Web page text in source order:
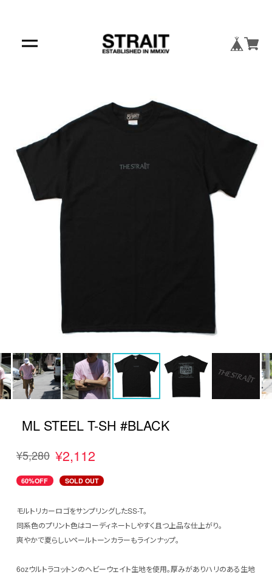
ML STEEL T-SH #BLACK
¥5,280 ¥2,112
60%OFF SOLD OUT
モルトリカーロゴをサンプリングしたSS-T。
同系色のプリント色はコーディネートしやすく且つ上品な仕上がり。
爽やかで夏らしいペールトーンカラーもラインナップ。
6ozウルトラコットンのヘビーウェイト生地を使用。厚みがありハリのある生地